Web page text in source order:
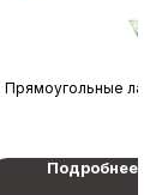
Прямоугольные
Подробнее